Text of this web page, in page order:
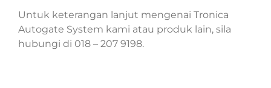
Untuk keterangan lanjut mengenai Tronica
Autogate System kami atau produk lain, sila
hubungi di 018 – 207 9198.